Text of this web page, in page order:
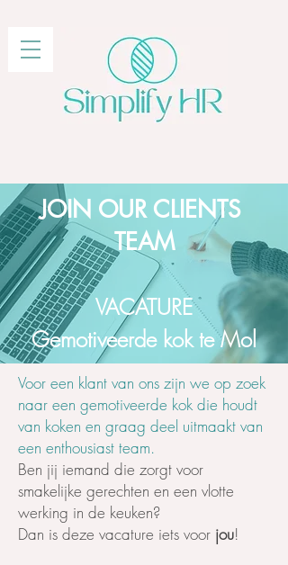
JOIN OUR CLIENTS
TEAM
VACATURE
Gemotiveerde kok te Mol
Voor een klant van ons zijn we op zoek
naar een gemotiveerde kok die houdt
van koken en graag deel uitmaakt van
een enthousiast team.
Ben jij iemand die zorgt voor
smakelijke gerechten en een vlotte
werking in de keuken?
Dan is deze vacature iets voor jou!